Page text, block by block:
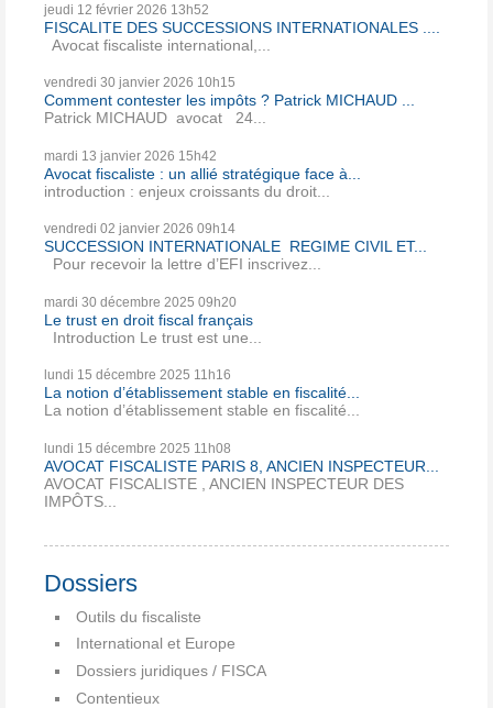
jeudi 12 février 2026 13h52
FISCALITE DES SUCCESSIONS INTERNATIONALES ....
Avocat fiscaliste international,...
vendredi 30 janvier 2026 10h15
Comment contester les impôts ? Patrick MICHAUD ...
Patrick MICHAUD avocat 24...
mardi 13 janvier 2026 15h42
Avocat fiscaliste : un allié stratégique face à...
introduction : enjeux croissants du droit...
vendredi 02 janvier 2026 09h14
SUCCESSION INTERNATIONALE REGIME CIVIL ET...
Pour recevoir la lettre d’EFI inscrivez...
mardi 30 décembre 2025 09h20
Le trust en droit fiscal français
Introduction Le trust est une...
lundi 15 décembre 2025 11h16
La notion d’établissement stable en fiscalité...
La notion d’établissement stable en fiscalité...
lundi 15 décembre 2025 11h08
AVOCAT FISCALISTE PARIS 8, ANCIEN INSPECTEUR...
AVOCAT FISCALISTE , ANCIEN INSPECTEUR DES
IMPÔTS...
Dossiers
Outils du fiscaliste
International et Europe
Dossiers juridiques / FISCA
Contentieux